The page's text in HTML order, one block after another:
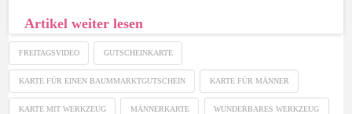
Artikel weiter lesen
FREITAGSVIDEO GUTSCHEINKARTE
KARTE FÜR EINEN BAUMMARKTGUTSCHEIN KARTE FÜR MÄNNER
KARTE MIT WERKZEUG MÄNNERKARTE WUNDERBARES WERKZEUG